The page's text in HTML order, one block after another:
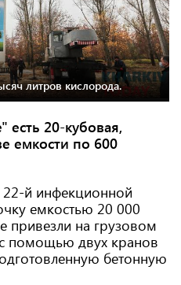
литров кислорода.
есть 20-кубовая,
емкости по 600
22-й инфекционной
емкостью 20 000
привезли на грузовом
помощью двух кранов
бетонную